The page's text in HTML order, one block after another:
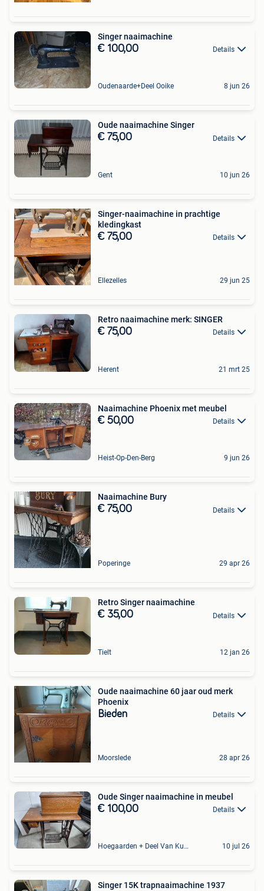
Singer naaimachine
€ 100,00 Details
Oudenaarde+Deel Ooike 8 jun 26
Oude naaimachine Singer
€ 75,00 Details
Gent 10 jun 26
Singer-naaimachine in prachtige
kledingkast
€ 75,00 Details
Ellezelles 29 jun 25
Retro naaimachine merk: SINGER
€ 75,00 Details
Herent 21 mrt 25
Naaimachine Phoenix met meubel
€ 50,00 Details
Heist-Op-Den-Berg 9 jun 26
Naaimachine Bury
€ 75,00 Details
Poperinge 29 apr 26
Retro Singer naaimachine
€ 35,00 Details
Tielt 12 jan 26
Oude naaimachine 60 jaar oud merk
Phoenix
Bieden Details
Moorslede 28 apr 26
Oude Singer naaimachine in meubel
€ 100,00 Details
Hoegaarden + Deel Van Kumtich + Deel Van Tienen 10 jul 26
Singer 15K trapnaaimachine 1937